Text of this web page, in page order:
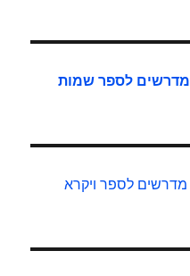
מדרשים לספר שמות
מדרשים לספר ויקרא